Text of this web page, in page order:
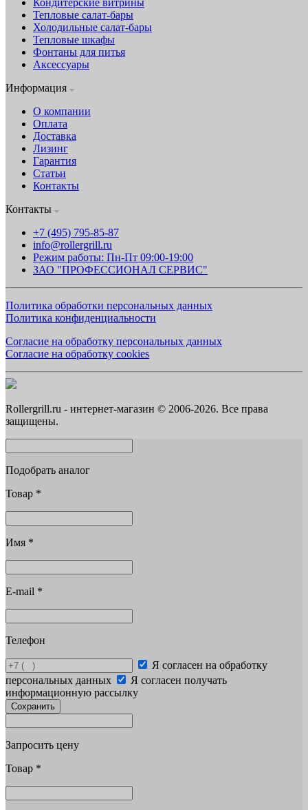
Тепловые салат-бары
Холодильные салат-бары
Тепловые шкафы
Фонтаны для питья
Аксессуары
Информация
О компании
Оплата
Доставка
Лизинг
Гарантия
Статьи
Контакты
Контакты
+7 (495) 795-85-87
info@rollergrill.ru
Режим работы: Пн-Пт 09:00-19:00
ЗАО "ПРОФЕССИОНАЛ СЕРВИС"
Политика обработки персональных данных
Политика конфиденциальности
Согласие на обработку персональных данных
Согласие на обработку cookies
Rollergrill.ru - интернет-магазин © 2006-2026. Все права
защищены.
Подобрать аналог
Товар *
Имя *
E-mail *
Телефон
Я согласен на обработку
персональных данных
Я согласен получать
информационную рассылку
Сохранить
Запросить цену
Товар *